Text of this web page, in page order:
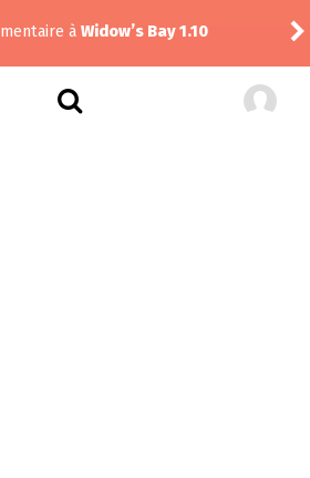
à Widow’s Bay 1.10